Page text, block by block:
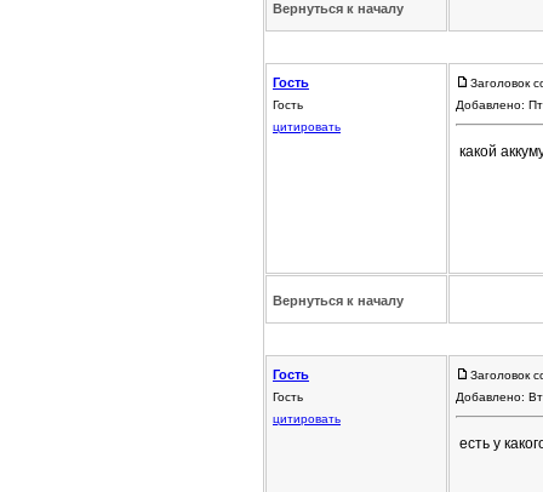
Вернуться к началу
Гость
Гость
цитировать
Заголовок
Добавлено:
какой
Вернуться к началу
Гость
Гость
цитировать
Заголовок
Добавлено:
есть у